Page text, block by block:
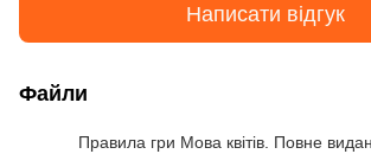
Написати відгук
Файли
Правила гри Мова квітів. Повне